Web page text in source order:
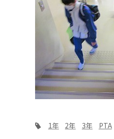
1年 2年 3年 PTA